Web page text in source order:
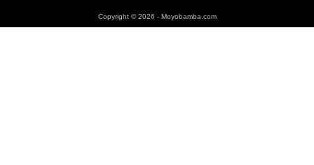
Copyright © 2026 - Moyobamba.com